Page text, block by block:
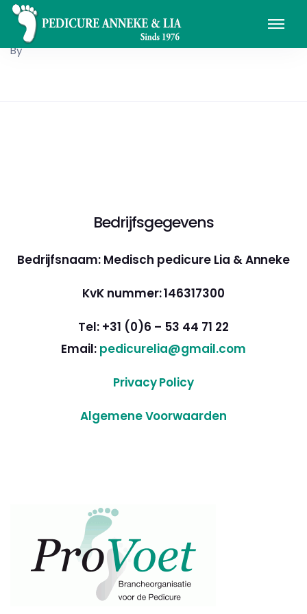
By
Bedrijfsgegevens
Bedrijfsnaam: Medisch pedicure Lia & Anneke
KvK nummer: 146317300
Tel: +31 (0)6 – 53 44 71 22
Email: pedicurelia@gmail.com
Privacy Policy
Algemene Voorwaarden